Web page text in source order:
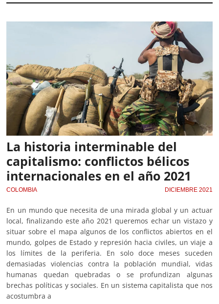
La historia interminable del
capitalismo: conflictos bélicos
internacionales en el año 2021
COLOMBIA DICIEMBRE 2021
En un mundo que necesita de una mirada global y un actuar
local, finalizando este año 2021 queremos echar un vistazo y
situar sobre el mapa algunos de los conflictos abiertos en el
mundo, golpes de Estado y represión hacia civiles, un viaje a
los límites de la periferia. En solo doce meses suceden
demasiadas violencias contra la población mundial, vidas
humanas quedan quebradas o se profundizan algunas
brechas políticas y sociales. En un sistema capitalista que nos
acostumbra a